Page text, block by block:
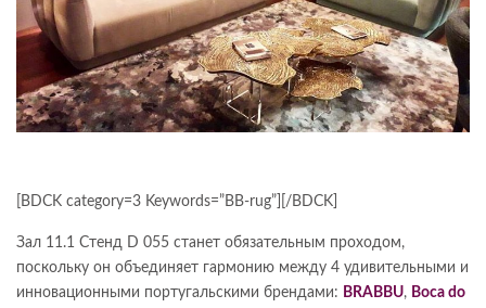
[BDCK category=3 Keywords=”BB-rug”][/BDCK]
Зал 11.1 Стенд D 055 станет обязательным проходом,
поскольку он объединяет гармонию между 4 удивительными и
инновационными португальскими брендами: BRABBU, Boca do